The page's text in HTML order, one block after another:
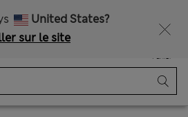
United States?
sur le site
Panier